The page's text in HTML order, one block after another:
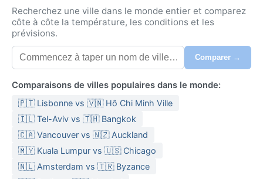
Recherchez une ville dans le monde entier et comparez
côte à côte la température, les conditions et les
prévisions.
Comparer →
Comparaisons de villes populaires dans le monde:
🇵🇹 Lisbonne vs 🇻🇳 Hô Chi Minh Ville
🇮🇱 Tel-Aviv vs 🇹🇭 Bangkok
🇨🇦 Vancouver vs 🇳🇿 Auckland
🇲🇾 Kuala Lumpur vs 🇺🇸 Chicago
🇳🇱 Amsterdam vs 🇹🇷 Byzance